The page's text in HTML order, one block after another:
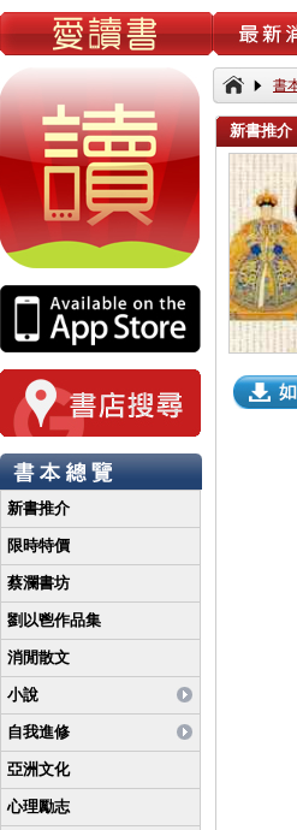
新書推介
限時特價
蔡瀾書坊
劉以鬯作品集
消閒散文
小說
自我進修
亞洲文化
心理勵志
書
新書推介